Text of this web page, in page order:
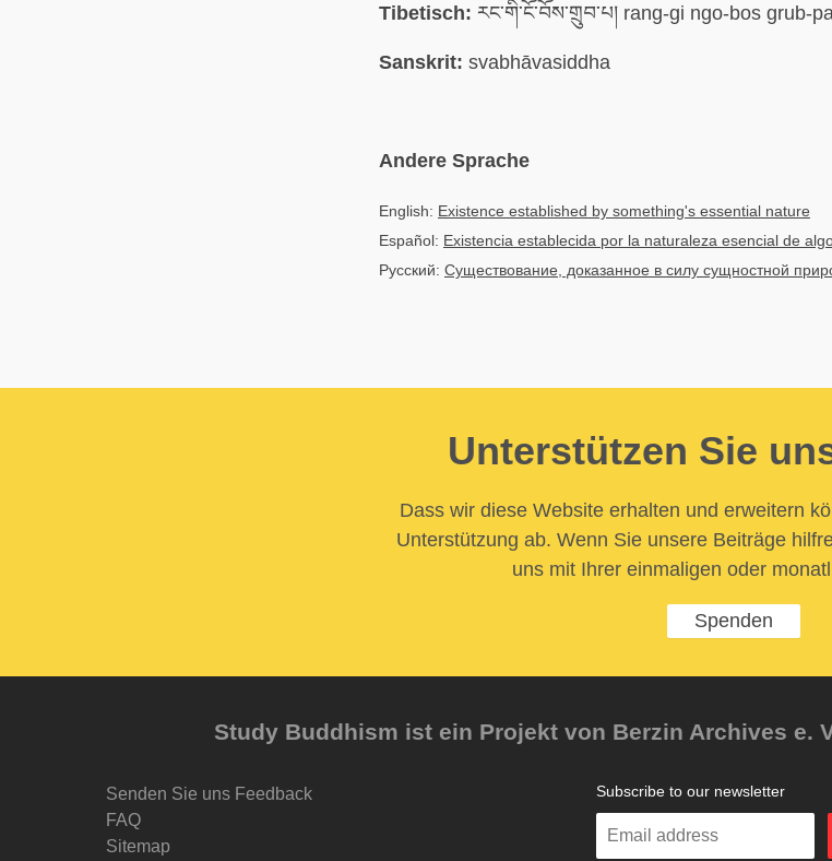
Tibetisch: རང་གི་ངོ་བོས་གྲུབ་པ། rang-gi ngo-bos grub-pa
Sanskrit: svabhāvasiddha
Andere Sprache
English: Existence established by something's essential nature
Español: Existencia establecida por la naturaleza esencial de
Русский: Существование, доказанное в силу сущностной
Unterstützen Sie
Dass wir diese Website erhalten und erweitern
Unterstützung ab. Wenn Sie unsere Beiträge
uns mit Ihrer einmaligen oder
Spenden
Study Buddhism ist ein Projekt von Berzin Archives e.
Senden Sie uns Feedback
FAQ
Sitemap
Subscribe to our newsletter
Enter